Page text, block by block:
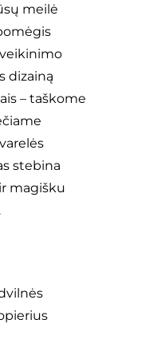
meilė
dizainą
– taškome
stebina
magišku